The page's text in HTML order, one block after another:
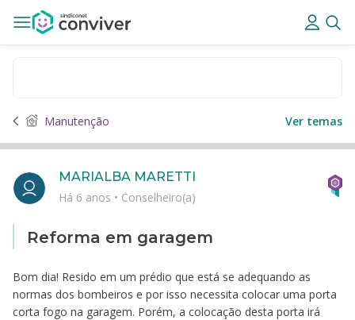
Manutenção Ver temas
Reforma em garagem
Bom dia! Resido em um prédio que está se adequando as
normas dos bombeiros e por isso necessita colocar uma porta
corta fogo na garagem. Porém, a colocação desta porta irá
MARIALBA MARETTI
Há 6 anos • Conselheiro(a)